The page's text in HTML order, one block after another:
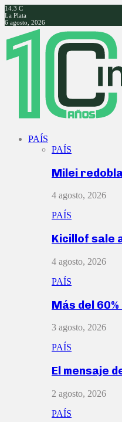
14.3 C
La Plata
6 agosto, 2026
Facebook
Twitter
Instagram
Youtube
PAÍS
PAÍS
Milei
4 agosto, 2026
PAÍS
Kicillof sale
4 agosto, 2026
PAÍS
Más del
3 agosto, 2026
PAÍS
El mensaje
2 agosto, 2026
PAÍS